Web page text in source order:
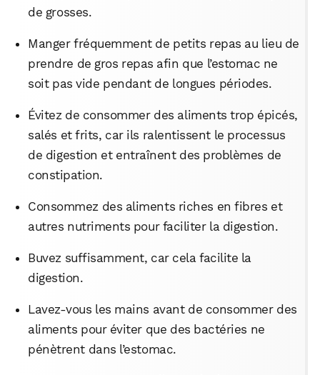
de grosses.
Manger fréquemment de petits repas au lieu de
prendre de gros repas afin que l’estomac ne
soit pas vide pendant de longues périodes.
Évitez de consommer des aliments trop épicés,
salés et frits, car ils ralentissent le processus
de digestion et entraînent des problèmes de
constipation.
Consommez des aliments riches en fibres et
autres nutriments pour faciliter la digestion.
Buvez suffisamment, car cela facilite la
digestion.
Lavez-vous les mains avant de consommer des
aliments pour éviter que des bactéries ne
pénètrent dans l’estomac.